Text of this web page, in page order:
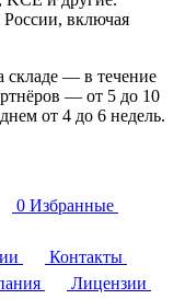
России, включая
складе — в течение
— от 5 до 10
от 4 до 6 недель.
0 Избранные
Контакты
Лицензии